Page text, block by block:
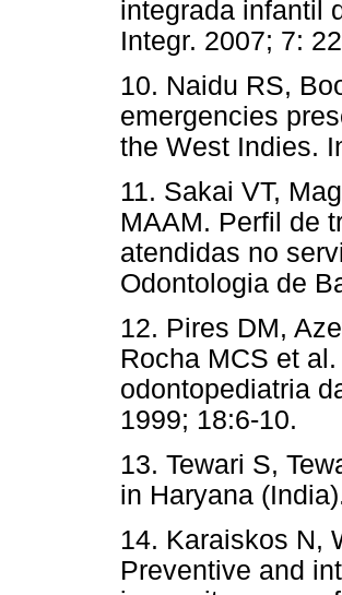
integrada infantil
Integr. 2007; 7:
10. Naidu RS,
emergencies
the West Indies.
11. Sakai VT,
MAAM. Perfil de
atendidas no
Odontologia de
12. Pires DM,
Rocha MCS et
odontopediatria
1999; 18:6-10.
13. Tewari S,
in Haryana
14. Karaiskos N,
Preventive and